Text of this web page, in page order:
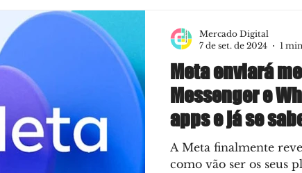
Meta enviará
Messenger e
apps e já se
A Meta finalmente
como vão ser os seus
Mercado Digital
7 de set. de 2024
1